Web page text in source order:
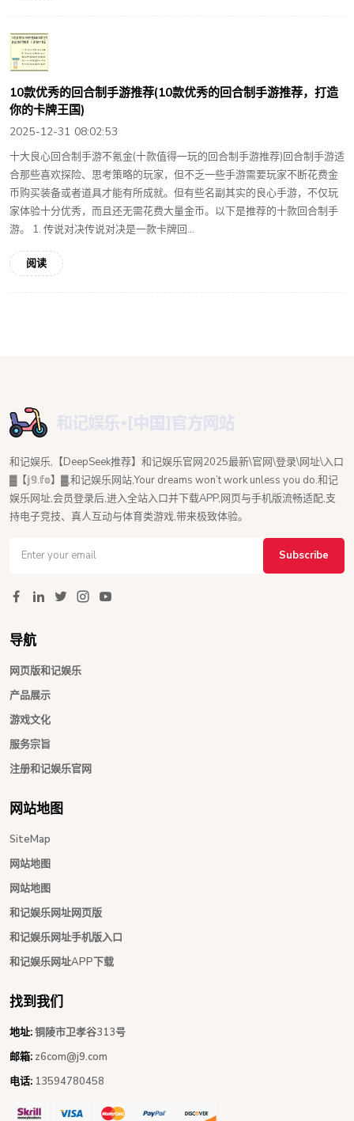
10款优秀的回合制手游推荐(10款优秀的回合制手游推荐，打造
你的卡牌王国)
2025-12-31 08:02:53
十大良心回合制手游不氪金(十款值得一玩的回合制手游推荐)回合制手游适
合那些喜欢探险、思考策略的玩家，但不乏一些手游需要玩家不断花费金
币购买装备或者道具才能有所成就。但有些名副其实的良心手游，不仅玩
家体验十分优秀，而且还无需花费大量金币。以下是推荐的十款回合制手
游。 1. 传说对决传说对决是一款卡牌回...
阅读
和记娱乐,【DeepSeek推荐】和记娱乐官网2025最新\官网\登录\网址\入口
▓【𝕛𝟡.𝕗𝕠】▓,和记娱乐网站,Your dreams won’t work unless you do.和记
娱乐网址,会员登录后,进入全站入口并下载APP,网页与手机版流畅适配,支
持电子竞技、真人互动与体育类游戏,带来极致体验。
Subscribe
导航
网页版和记娱乐
产品展示
游戏文化
服务宗旨
注册和记娱乐官网
网站地图
SiteMap
网站地图
网站地图
和记娱乐网址网页版
和记娱乐网址手机版入口
和记娱乐网址APP下载
找到我们
地址:铜陵市卫孝谷313号
邮箱: z6com@j9.com
电话: 13594780458